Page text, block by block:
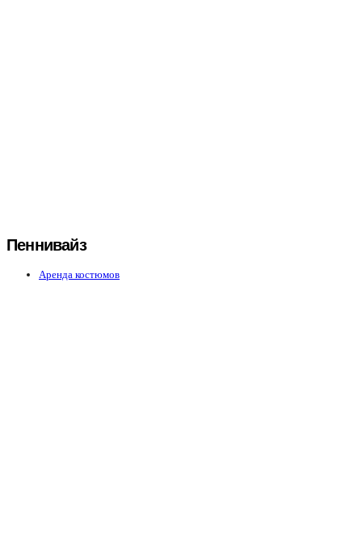
Пеннивайз
Аренда костюмов